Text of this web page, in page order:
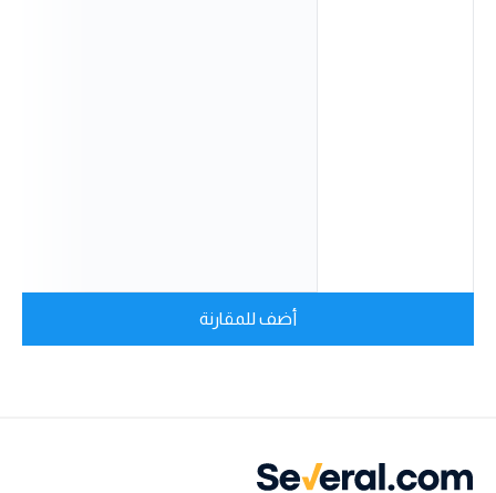
أضف للمقارنة